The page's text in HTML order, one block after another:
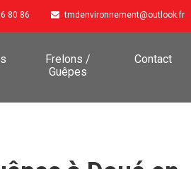
80 86 tmdenvironnement@outlook.fr
Frelons /
Guêpes
Contact